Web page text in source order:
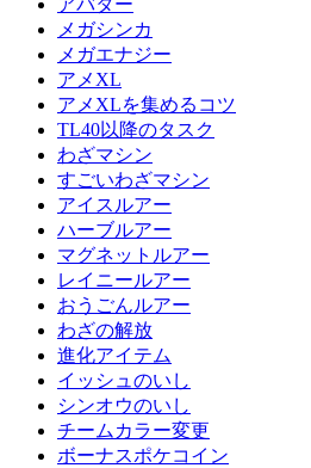
アバター
メガシンカ
メガエナジー
アメXL
アメXLを集めるコツ
TL40以降のタスク
わざマシン
すごいわざマシン
アイスルアー
ハーブルアー
マグネットルアー
レイニールアー
おうごんルアー
わざの解放
進化アイテム
イッシュのいし
シンオウのいし
チームカラー変更
ボーナスポケコイン